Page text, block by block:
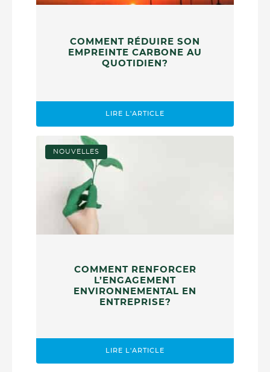
COMMENT RÉDUIRE SON
EMPREINTE CARBONE AU
QUOTIDIEN?
LIRE L'ARTICLE
NOUVELLES
COMMENT RENFORCER
L’ENGAGEMENT
ENVIRONNEMENTAL EN
ENTREPRISE?
LIRE L'ARTICLE